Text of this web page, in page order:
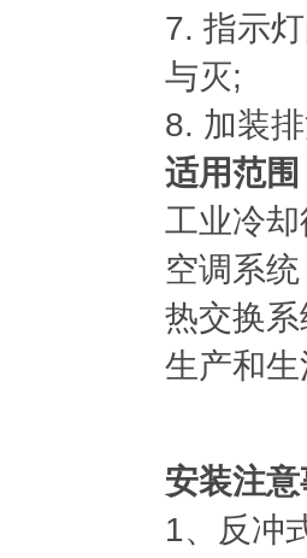
7. 指示
与灭;
8. 加装
适用范围
工业冷
空调系统
热交换
生产和
安装注
1、反冲